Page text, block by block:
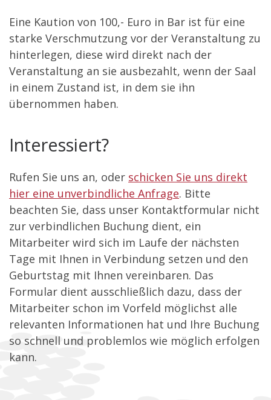
Eine Kaution von 100,- Euro in Bar ist für eine
starke Verschmutzung vor der Veranstaltung zu
hinterlegen, diese wird direkt nach der
Veranstaltung an sie ausbezahlt, wenn der Saal
in einem Zustand ist, in dem sie ihn
übernommen haben.
Interessiert?
Rufen Sie uns an, oder schicken Sie uns direkt
hier eine unverbindliche Anfrage. Bitte
beachten Sie, dass unser Kontaktformular nicht
zur verbindlichen Buchung dient, ein
Mitarbeiter wird sich im Laufe der nächsten
Tage mit Ihnen in Verbindung setzen und den
Geburtstag mit Ihnen vereinbaren. Das
Formular dient ausschließlich dazu, dass der
Mitarbeiter schon im Vorfeld möglichst alle
relevanten Informationen hat und Ihre Buchung
so schnell und problemlos wie möglich erfolgen
kann.